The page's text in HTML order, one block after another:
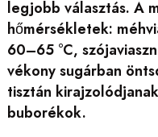
legjobb választás. A
hőmérsékletek:
60–65 °C,
vékony sugárban
tisztán
buborékok.